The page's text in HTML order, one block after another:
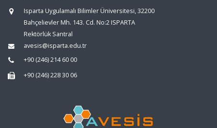
Isparta Uygulamalı Bilimler Üniversitesi, 32200
Bahçelievler Mh. 143. Cd. No:2 ISPARTA
Rektörlük Santral
avesis@isparta.edu.tr
+90 (246) 214 60 00
+90 (246) 228 30 06